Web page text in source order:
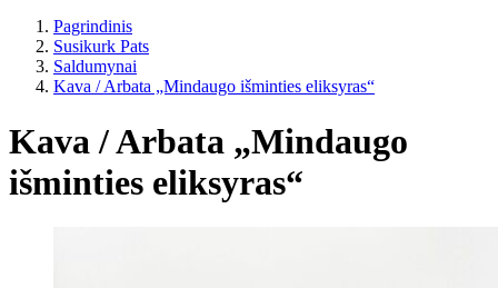
Pagrindinis
Susikurk Pats
Saldumynai
Kava / Arbata „Mindaugo išminties eliksyras“
Kava / Arbata „Mindaugo
išminties eliksyras“